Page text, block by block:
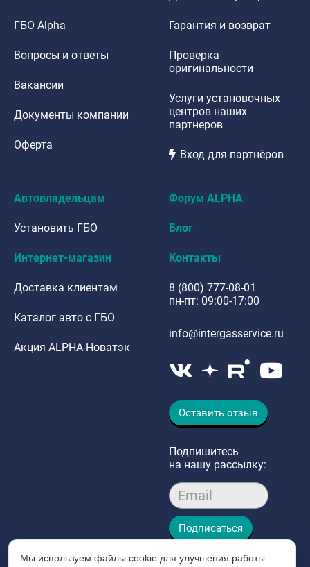
ГБО Alpha
Вопросы и ответы
Вакансии
Документы компании
Оферта
Гарантия и возврат
Проверка
оригинальности
Услуги установочных
центров наших
партнеров
Вход для партнёров
Автовладельцам
Установить ГБО
Интернет-магазин
Доставка клиентам
Каталог авто с ГБО
Акция ALPHA-Новатэк
Форум ALPHA
Блог
Контакты
8 (800) 777-08-01
пн-пт: 09:00-17:00
info@intergasservice.ru
Оставить отзыв
Подпишитесь
на нашу рассылку:
Email
Подписаться
Мы используем файлы cookie для улучшения работы